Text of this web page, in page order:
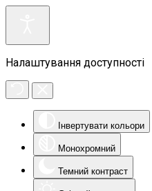
Налаштування доступності
Інвертувати кольори
Монохромний
Темний контраст